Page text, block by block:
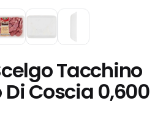
Tacchino
Coscia 0,600